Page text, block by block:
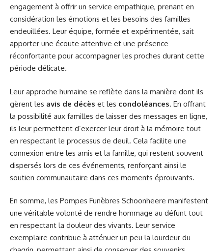
engagement à offrir un service empathique, prenant en
considération les émotions et les besoins des familles
endeuillées. Leur équipe, formée et expérimentée, sait
apporter une écoute attentive et une présence
réconfortante pour accompagner les proches durant cette
période délicate.
Leur approche humaine se reflète dans la manière dont ils
gèrent les avis de décès et les condoléances. En offrant
la possibilité aux familles de laisser des messages en ligne,
ils leur permettent d’exercer leur droit à la mémoire tout
en respectant le processus de deuil. Cela facilite une
connexion entre les amis et la famille, qui restent souvent
dispersés lors de ces événements, renforçant ainsi le
soutien communautaire dans ces moments éprouvants.
En somme, les Pompes Funèbres Schoonheere manifestent
une véritable volonté de rendre hommage au défunt tout
en respectant la douleur des vivants. Leur service
exemplaire contribue à atténuer un peu la lourdeur du